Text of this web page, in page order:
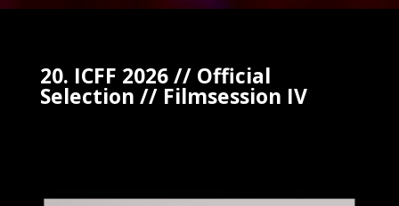
20. ICFF 2026 // Official
Selection // Filmsession IV